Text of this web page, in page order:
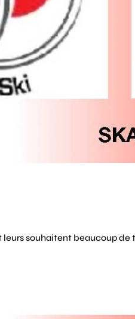
souhaitent beaucoup